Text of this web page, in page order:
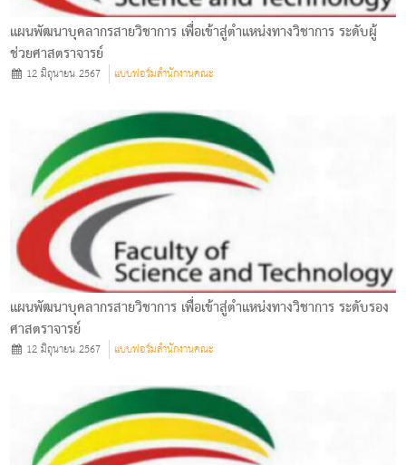
แผนพัฒนาบุคลากรสายวิชาการ เพื่อเข้าสู่ตำแหน่งทางวิชาการ ระดับผู้
ช่วยศาสตราจารย์
12 มิถุนายน 2567 แบบฟอร์มสำนักงานคณะ
แผนพัฒนาบุคลากรสายวิชาการ เพื่อเข้าสู่ตำแหน่งทางวิชาการ ระดับรอง
ศาสตราจารย์
12 มิถุนายน 2567 แบบฟอร์มสำนักงานคณะ